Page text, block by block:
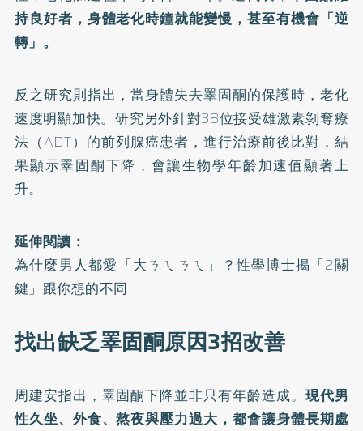
持良好者，身體老化時鐘就能變慢，甚至有機會「逆
轉」。
反之研究則指出，當身體失去睪固酮的保護時，老化
速度明顯加快。研究另外針對38位接受雄激素剝奪療
法（ADT）的前列腺癌患者，進行治療前後比對，結
果顯示睪固酮下降，會讓生物學年齡加速值顯著上
升。
延伸閱讀：
為什麼男人都愛「大ㄋㄟㄋㄟ」？性學博士揭「2關
鍵」跟你想的不同
找出缺乏睪固酮原因3招改善
周建安指出，睪固酮下降並非只有年齡造成。 現代男
性久坐、外食、熬夜與壓力過大，都會讓身體長期處